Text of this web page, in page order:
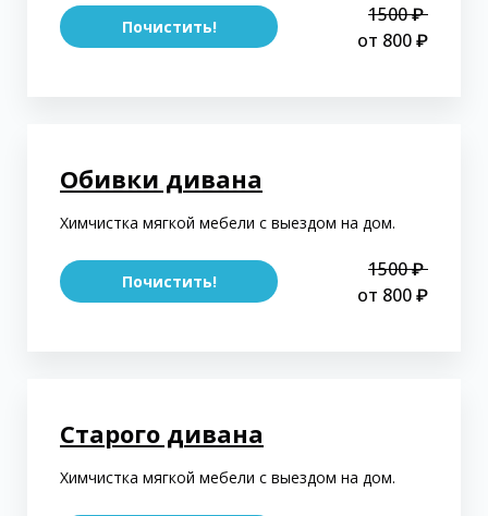
Почистить!
1500 ₽
от 800 ₽
Обивки дивана
Химчистка мягкой мебели с выездом на дом.
Почистить!
1500 ₽
от 800 ₽
Старого дивана
Химчистка мягкой мебели с выездом на дом.